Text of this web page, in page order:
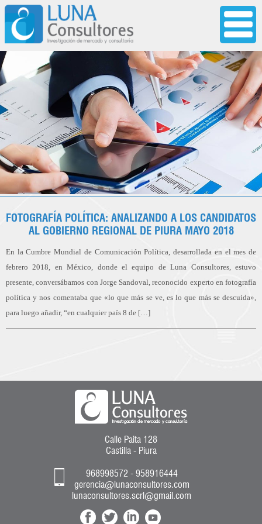
FOTOGRAFÍA POLÍTICA: ANALIZANDO A LOS CANDIDATOS
AL GOBIERNO REGIONAL DE PIURA MAYO 2018
En la Cumbre Mundial de Comunicación Política, desarrollada en el mes de
febrero 2018, en México, donde el equipo de Luna Consultores, estuvo
presente, conversábamos con Jorge Sandoval, reconocido experto en fotografía
política y nos comentaba que «lo que más se ve, es lo que más se descuida»,
para luego añadir, “en cualquier país 8 de […]
Calle Paita 128
Castilla - Piura
968998572 - 958916444
gerencia@lunaconsultores.com
lunaconsultores.scrl@gmail.com